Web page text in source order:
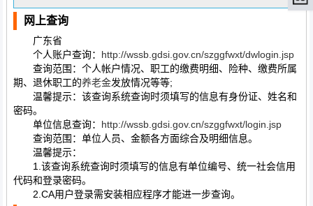
网上查询
广东省
个人账户查询： http://wssb.gdsi.gov.cn/szggfwxt/dwlogin.jsp
查询范围：个人帐户情况、职工的缴费明细、险种、缴费所属
期、退休职工的养老金发放情况等等;
温馨提示：该查询系统查询时须填写的信息有身份证、姓名和
密码。
单位信息查询： http://wssb.gdsi.gov.cn/szggfwxt/login.jsp
查询范围：单位人员、金额各方面综合及明细信息。
温馨提示：
1.该查询系统查询时须填写的信息有单位编号、统一社会信用
代码和登录密码。
2.CA用户登录需安装相应程序才能进一步查询。